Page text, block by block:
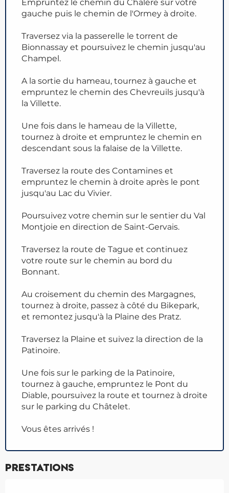
Empruntez le chemin du Chalère sur votre
gauche puis le chemin de l'Ormey à droite.
Traversez via la passerelle le torrent de
Bionnassay et poursuivez le chemin jusqu'au
Champel.
A la sortie du hameau, tournez à gauche et
empruntez le chemin des Chevreuils jusqu'à
la Villette.
Une fois dans le hameau de la Villette,
tournez à droite et empruntez le chemin en
descendant sous la falaise de la Villette.
Traversez la route des Contamines et
empruntez le chemin à droite après le pont
jusqu'au Lac du Vivier.
Poursuivez votre chemin sur le sentier du Val
Montjoie en direction de Saint-Gervais.
Traversez la route de Tague et continuez
votre route sur le chemin au bord du
Bonnant.
Au croisement du chemin des Margagnes,
tournez à droite, passez à côté du Bikepark,
et remontez jusqu'à la Plaine des Pratz.
Traversez la Plaine et suivez la direction de la
Patinoire.
Une fois sur le parking de la Patinoire,
tournez à gauche, empruntez le Pont du
Diable, poursuivez la route et tournez à droite
sur le parking du Châtelet.
Vous êtes arrivés !
Prestations